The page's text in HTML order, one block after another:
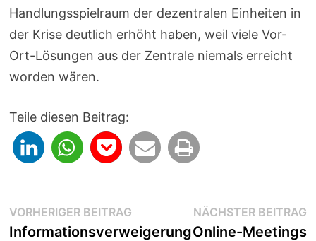
Handlungsspielraum der dezentralen Einheiten in
der Krise deutlich erhöht haben, weil viele Vor-
Ort-Lösungen aus der Zentrale niemals erreicht
worden wären.
Teile diesen Beitrag:
Beitragsnavigation
VORHERIGER BEITRAG Vorheriger
Beitrag:
Informationsverweigerung
NÄCHSTER BEITRAG
Online-Meetings